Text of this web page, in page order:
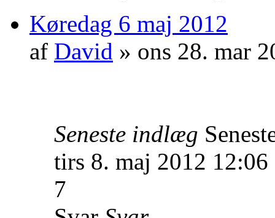
Køredag 6 maj 2012
af David » ons 28. mar
Seneste indlæg
tirs 8. maj 2012 12:06
7